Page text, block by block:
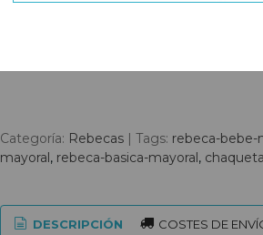
Categoría: Rebecas | Tags: rebeca-bebe-
mayoral rebeca-basica-mayoral
DESCRIPCIÓN COSTES DE